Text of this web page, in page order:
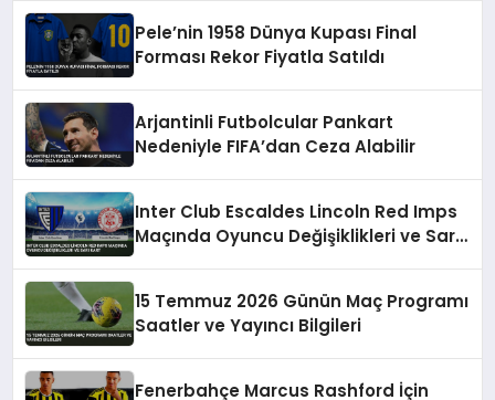
Pele’nin 1958 Dünya Kupası Final
Forması Rekor Fiyatla Satıldı
Arjantinli Futbolcular Pankart
Nedeniyle FIFA’dan Ceza Alabilir
Inter Club Escaldes Lincoln Red Imps
Maçında Oyuncu Değişiklikleri ve Sarı
15 Temmuz 2026 Günün Maç Programı
Saatler ve Yayıncı Bilgileri
Fenerbahçe Marcus Rashford İçin